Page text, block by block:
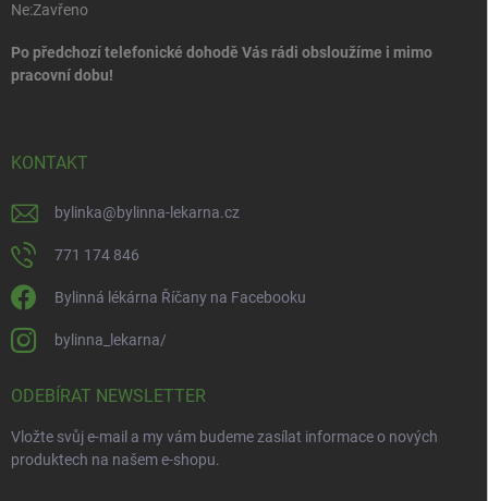
Ne:Zavřeno
Po předchozí telefonické dohodě Vás rádi obsloužíme i mimo
pracovní dobu!
KONTAKT
bylinka@bylinna-lekarna.cz
771 174 846
Bylinná lékárna Říčany na Facebooku
bylinna_lekarna/
ODEBÍRAT NEWSLETTER
Vložte svůj e-mail a my vám budeme zasílat informace o nových
produktech na našem e-shopu.